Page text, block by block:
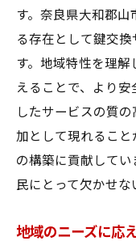
選ばれる
奈良県大
住民の声
選ばれ続
住民が安
奈良県大
す。奈良県大和郡
る存在として鍵交
す。地域特性を理
えることで、より
したサービスの質
加として現れるこ
の構築に貢献して
民にとって欠かせな
地域のニーズに応